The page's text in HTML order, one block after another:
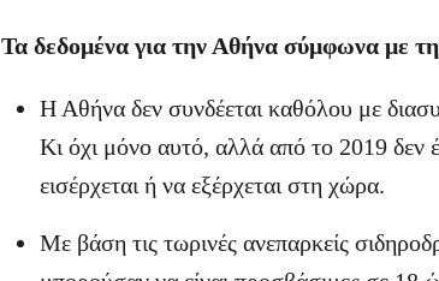
Τα δεδομένα για την Αθήνα σύμφωνα με
Η Αθήνα δεν συνδέεται καθόλου με
Κι όχι μόνο αυτό, αλλά από το 2019 δεν
εισέρχεται ή να εξέρχεται στη χώρα.
Με βάση τις τωρινές ανεπαρκείς